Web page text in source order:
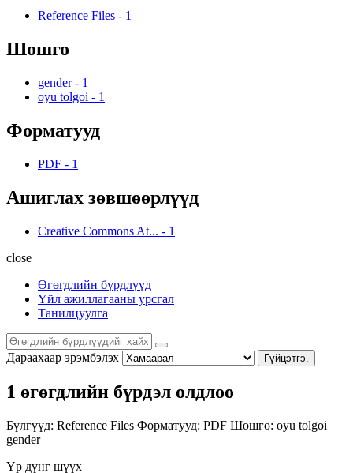
Reference Files - 1
Шошго
gender - 1
oyu tolgoi - 1
Форматууд
PDF - 1
Ашиглах зөвшөөрлүүд
Creative Commons At... - 1
close
Өгөгдлийн бүрдлүүд
Үйл ажиллагааны урсгал
Танилцуулга
Дараахаар эрэмбэлэх Гүйцэтгэ.
1 өгөгдлийн бүрдэл олдлоо
Бүлгүүд: Reference Files Форматууд: PDF Шошго: oyu tolgoi
gender
Үр дүнг шүүх